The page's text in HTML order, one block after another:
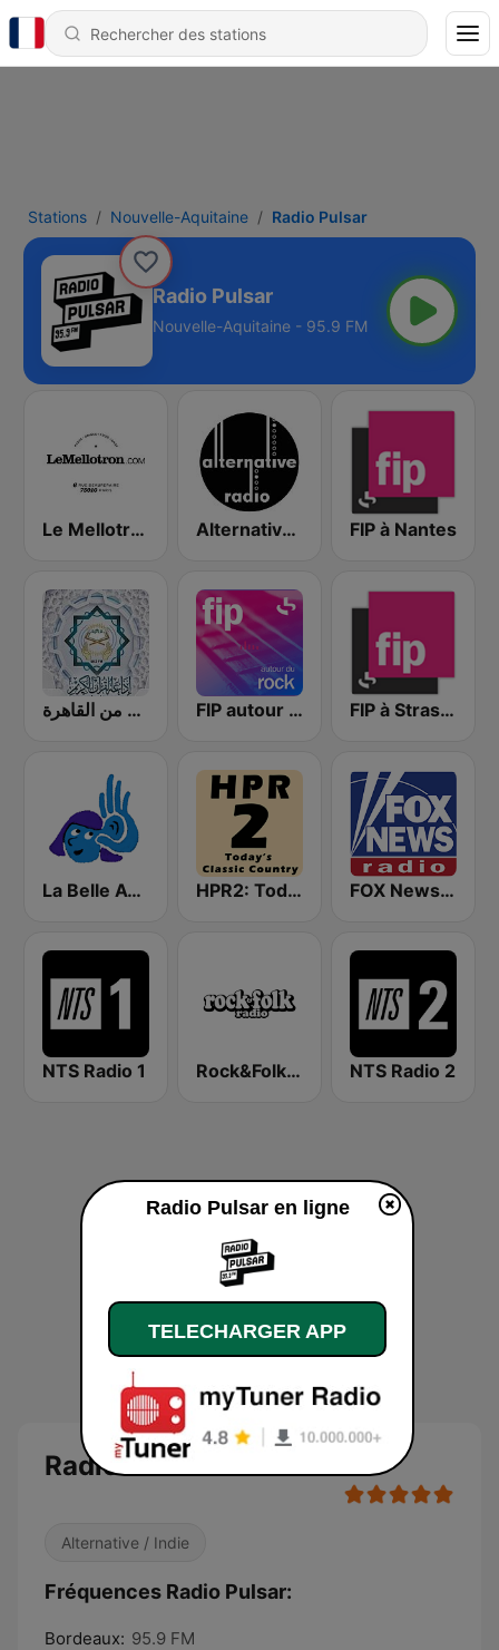
Stations Nouvelle-Aquitaine Radio Pulsar
Radio Pulsar
Nouvelle-Aquitaine - 95.9 FM
Le Mellotron Alternative Radio FIP à Nantes
إذاعة القرآن الكريم من القاهرة FIP autour du rock FIP à Strasbourg
La Belle Aventure HPR2: Today's Classic Country FOX News Radio
NTS Radio 1 Rock&Folk Radio NTS Radio 2
Radio Pulsar
Alternative / Indie
Fréquences Radio Pulsar:
Bordeaux: 95.9 FM
Radio Pulsar en ligne
TELECHARGER APP